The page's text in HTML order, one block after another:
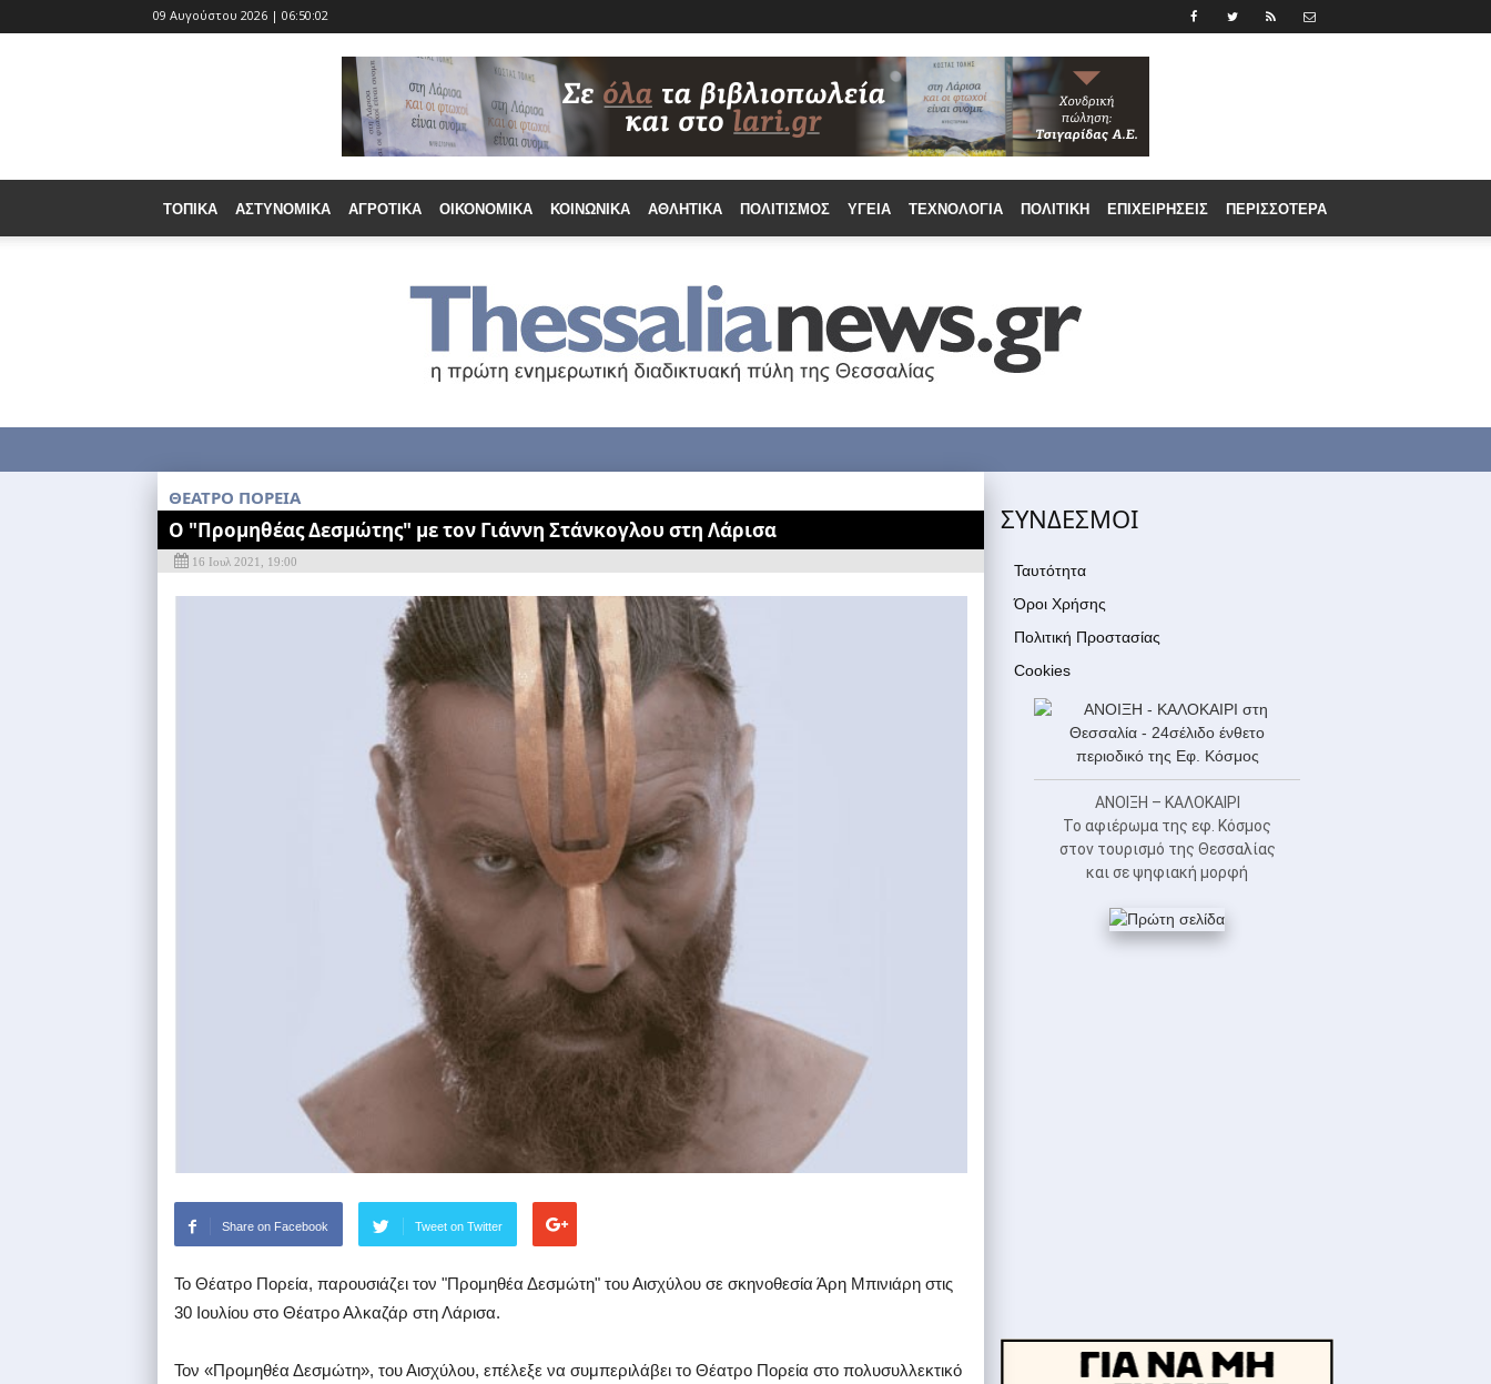
09 Αυγούστου 2026 | 06:50:03
ΤΟΠΙΚΆ ΑΣΤΥΝΟΜΙΚΆ ΑΓΡΟΤΙΚΆ ΟΙΚΟΝΟΜΙΚΆ ΚΟΙΝΩΝΙΚΆ ΑΘΛΗΤΙΚΆ ΠΟΛΙΤΙΣΜΌΣ ΥΓΕΊΑ ΤΕΧΝΟΛΟΓΊΑ ΠΟΛΙΤΙΚΉ ΕΠΙΧΕΙΡΉΣΕΙΣ ΠΕΡΙΣΣΟΤΕΡΑ
ΘΕΑΤΡΟ ΠΟΡΕΙΑ
Ο "Προμηθέας Δεσμώτης" με τον Γιάννη Στάνκογλου στη Λάρισα
16 Ιουλ 2021, 19:00
Share on Facebook Tweet on Twitter
To Θέατρο Πορεία, παρουσιάζει τον "Προμηθέα Δεσμώτη" του Αισχύλου σε σκηνοθεσία Άρη Μπινιάρη στις
30 Ιουλίου στο Θέατρο Αλκαζάρ στη Λάρισα.
Τον «Προμηθέα Δεσμώτη», του Αισχύλου, επέλεξε να συμπεριλάβει το Θέατρο Πορεία στο πολυσυλλεκτικό
ΣΥΝΔΕΣΜΟΙ
Ταυτότητα
Όροι Χρήσης
Πολιτική Προστασίας
Cookies
ΑΝΟΙΞΗ – ΚΑΛΟΚΑΙΡΙ
Το αφιέρωμα της εφ. Κόσμος
στον τουρισμό της Θεσσαλίας
και σε ψηφιακή μορφή